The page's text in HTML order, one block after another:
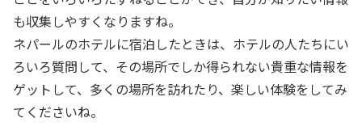
も収集しやすくなりますね。
ネパールのホテルに宿泊したときは、ホテルの人たちにい
ろいろ質問して、その場所でしか得られない貴重な情報を
ゲットして、多くの場所を訪れたり、楽しい体験をしてみ
てくださいね。